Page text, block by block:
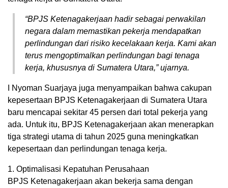
“BPJS Ketenagakerjaan hadir sebagai perwakilan
negara dalam memastikan pekerja mendapatkan
perlindungan dari risiko kecelakaan kerja. Kami akan
terus mengoptimalkan perlindungan bagi tenaga
kerja, khususnya di Sumatera Utara,” ujarnya.
I Nyoman Suarjaya juga menyampaikan bahwa cakupan
kepesertaan BPJS Ketenagakerjaan di Sumatera Utara
baru mencapai sekitar 45 persen dari total pekerja yang
ada. Untuk itu, BPJS Ketenagakerjaan akan menerapkan
tiga strategi utama di tahun 2025 guna meningkatkan
kepesertaan dan perlindungan tenaga kerja.
1. Optimalisasi Kepatuhan Perusahaan
BPJS Ketenagakerjaan akan bekerja sama dengan